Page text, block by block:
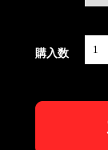
購入数